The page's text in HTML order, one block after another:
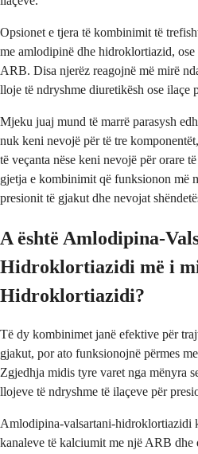
Opsionet e tjera të kombinimit të
me amlodipinë dhe hidroklortiazid,
ARB. Disa njerëz reagojnë më mirë
lloje të ndryshme diuretikësh ose ilaçe
Mjeku juaj mund të marrë parasysh
nuk keni nevojë për të tre
të veçanta nëse keni nevojë për orare
gjetja e kombinimit që funksionon më
presionit të gjakut dhe nevojat
A është Amlodipina-
Hidroklortiazidi më i
Hidroklortiazidi?
Të dy kombinimet janë efektive për
gjakut, por ato funksionojnë përmes
Zgjedhja midis tyre varet nga mënyra
llojeve të ndryshme të ilaçeve për
Amlodipina-valsartani-hidroklortiazidi
kanaleve të kalciumit me një ARB